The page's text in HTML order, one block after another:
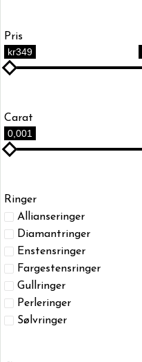
Pris
kr349
Carat
0,001
Ringer
Allianseringer
Diamantringer
Enstensringer
Fargestensringer
Gullringer
Perleringer
Sølvringer